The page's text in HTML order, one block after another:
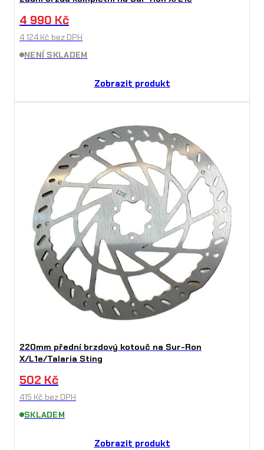
4 990 Kč
4 124 Kč bez DPH
NENÍ SKLADEM
Zobrazit produkt
220mm přední brzdový kotouč na Sur-Ron
X/L1e/Talaria Sting
502 Kč
415 Kč bez DPH
SKLADEM
Zobrazit produkt